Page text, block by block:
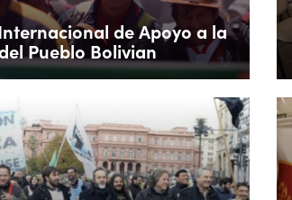
de Apoyo a la
Pueblo Bolivian